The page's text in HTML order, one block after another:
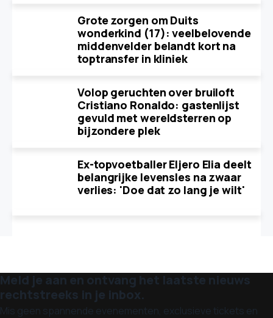
Grote zorgen om Duits
wonderkind (17): veelbelovende
middenvelder belandt kort na
toptransfer in kliniek
Volop geruchten over bruiloft
Cristiano Ronaldo: gastenlijst
gevuld met wereldsterren op
bijzondere plek
Ex-topvoetballer Eljero Elia deelt
belangrijke levensles na zwaar
verlies: 'Doe dat zo lang je wilt'
Meld je aan en ontvang het laatste nieuws
rechtstreeks in je inbox.
Mis geen spannende evenementen, exclusieve tickets en